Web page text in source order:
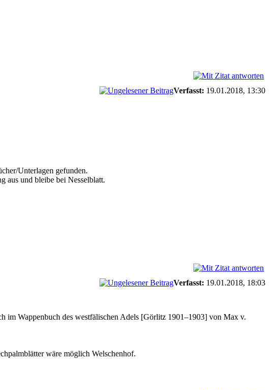
Verfasst: 19.01.2018, 13:30
Unterlagen gefunden.
aus und bleibe bei Nesselblatt.
Verfasst: 19.01.2018, 18:03
im Wappenbuch des westfälischen Adels [Görlitz 1901–1903] von Max v.
wäre möglich Welschenhof.